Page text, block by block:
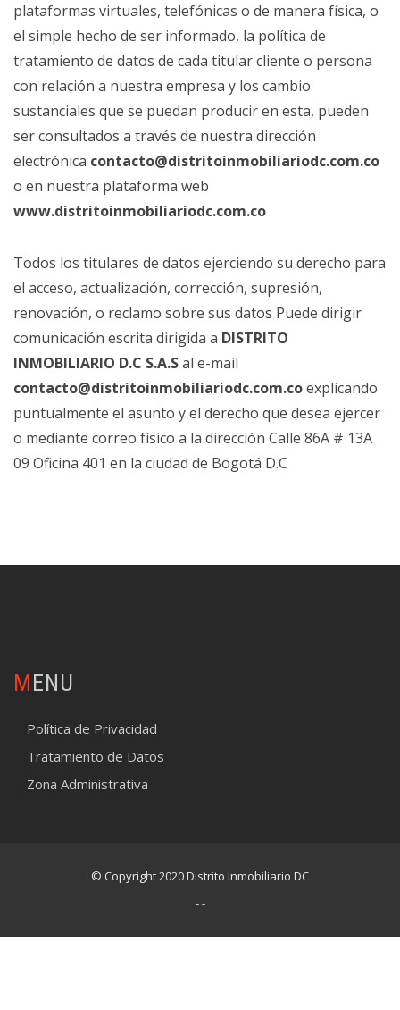
plataformas virtuales, telefónicas o de manera física, o
el simple hecho de ser informado, la política de
tratamiento de datos de cada titular cliente o persona
con relación a nuestra empresa y los cambio
sustanciales que se puedan producir en esta, pueden
ser consultados a través de nuestra dirección
electrónica contacto@distritoinmobiliariodc.com.co
o en nuestra plataforma web
www.distritoinmobiliariodc.com.co
Todos los titulares de datos ejerciendo su derecho para
el acceso, actualización, corrección, supresión,
renovación, o reclamo sobre sus datos Puede dirigir
comunicación escrita dirigida a DISTRITO
INMOBILIARIO D.C S.A.Sal e-mail
contacto@distritoinmobiliariodc.com.coexplicando
puntualmente el asunto y el derecho que desea ejercer
o mediante correo físico a la dirección Calle 86A # 13A
09 Oficina 401 en la ciudad de Bogotá D.C
MENU
Política de Privacidad
Tratamiento de Datos
Zona Administrativa
© Copyright 2020 Distrito Inmobiliario DC
- -